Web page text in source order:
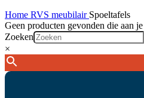
Home RVS meubilair Spoeltafels
Geen producten gevonden die aan
Zoeken
×